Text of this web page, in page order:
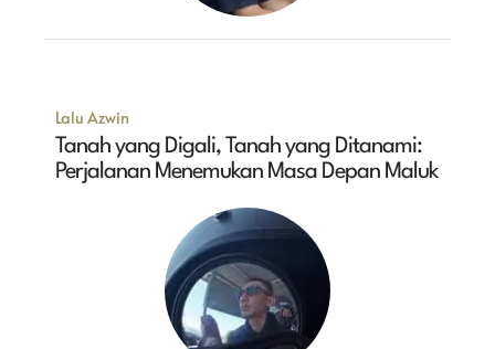
Lalu Azwin
Tanah yang Digali, Tanah yang Ditanami:
Perjalanan Menemukan Masa Depan Maluk